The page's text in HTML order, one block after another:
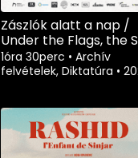
Zászlók alatt a nap /
Under the Flags, the
1óra 30perc • Archív
felvételek, Diktatúra •